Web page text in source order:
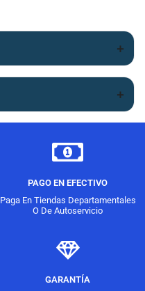
PAGO EN EFECTIVO
Paga En Tiendas Departamentales
O De Autoservicio
GARANTÍA